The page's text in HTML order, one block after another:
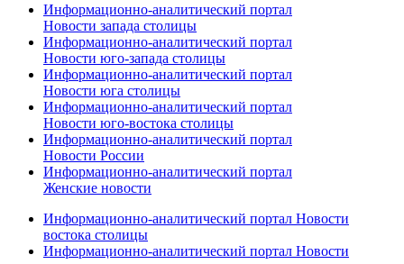
Информационно-аналитический портал
Новости запада столицы
Информационно-аналитический портал
Новости юго-запада столицы
Информационно-аналитический портал
Новости юга столицы
Информационно-аналитический портал
Новости юго-востока столицы
Информационно-аналитический портал
Новости России
Информационно-аналитический портал
Женские новости
Информационно-аналитический портал Новости
востока столицы
Информационно-аналитический портал Новости